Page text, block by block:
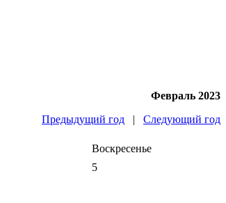
Февраль 2023
Предыдущий год | Следующий год
Воскресенье
5